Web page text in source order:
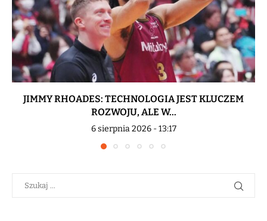
JIMMY RHOADES: TECHNOLOGIA JEST KLUCZEM
ROZWOJU, ALE W...
6 sierpnia 2026 - 13:17